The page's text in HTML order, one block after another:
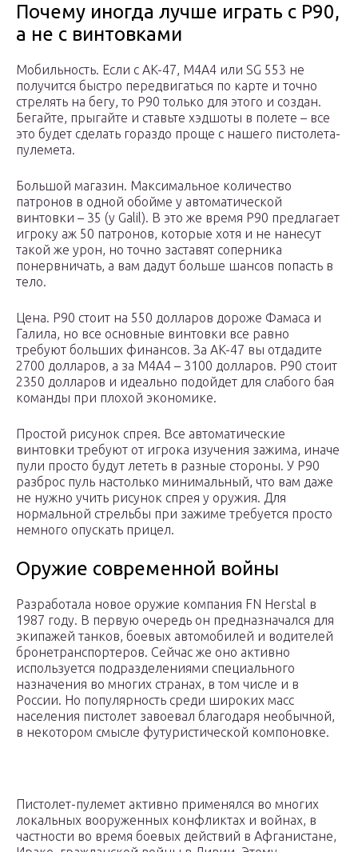
Почему иногда лучше играть с P90,
а не с винтовками
Мобильность. Если с AK-47, M4A4 или SG 553 не
получится быстро передвигаться по карте и точно
стрелять на бегу, то P90 только для этого и создан.
Бегайте, прыгайте и ставьте хэдшоты в полете – все
это будет сделать гораздо проще с нашего пистолета-
пулемета.
Большой магазин. Максимальное количество
патронов в одной обойме у автоматической
винтовки – 35 (у Galil). В это же время P90 предлагает
игроку аж 50 патронов, которые хотя и не нанесут
такой же урон, но точно заставят соперника
понервничать, а вам дадут больше шансов попасть в
тело.
Цена. P90 стоит на 550 долларов дороже Фамаса и
Галила, но все основные винтовки все равно
требуют больших финансов. За AK-47 вы отдадите
2700 долларов, а за M4A4 – 3100 долларов. P90 стоит
2350 долларов и идеально подойдет для слабого бая
команды при плохой экономике.
Простой рисунок спрея. Все автоматические
винтовки требуют от игрока изучения зажима, иначе
пули просто будут лететь в разные стороны. У P90
разброс пуль настолько минимальный, что вам даже
не нужно учить рисунок спрея у оружия. Для
нормальной стрельбы при зажиме требуется просто
немного опускать прицел.
Оружие современной войны
Разработала новое оружие компания FN Herstal в
1987 году. В первую очередь он предназначался для
экипажей танков, боевых автомобилей и водителей
бронетранспортеров. Сейчас же оно активно
используется подразделениями специального
назначения во многих странах, в том числе и в
России. Но популярность среди широких масс
населения пистолет завоевал благодаря необычной,
в некотором смысле футуристической компоновке.
Пистолет-пулемет активно применялся во многих
локальных вооруженных конфликтах и войнах, в
частности во время боевых действий в Афганистане,